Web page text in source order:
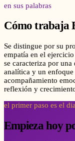
en sus palabras
Cómo trabaja
Se distingue por su
empatía en el
se caracteriza por
analítica y un enfoque
acompañamiento
reflexión y
el primer paso es el
Empieza hoy